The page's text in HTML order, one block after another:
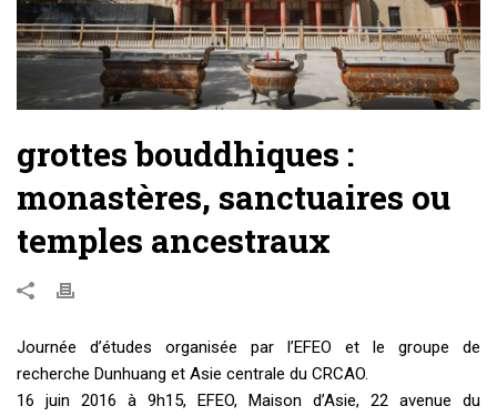
grottes bouddhiques :
monastères, sanctuaires ou
temples ancestraux
Journée d’études organisée par l’EFEO et le groupe de
recherche Dunhuang et Asie centrale du CRCAO.
16 juin 2016 à 9h15, EFEO, Maison d’Asie, 22 avenue du